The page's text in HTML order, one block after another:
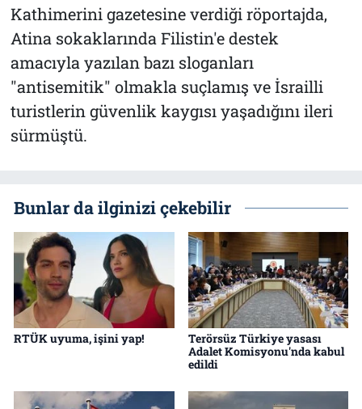
Kathimerini gazetesine verdiği röportajda,
Atina sokaklarında Filistin'e destek
amacıyla yazılan bazı sloganları
"antisemitik" olmakla suçlamış ve İsrailli
turistlerin güvenlik kaygısı yaşadığını ileri
sürmüştü.
Bunlar da ilginizi çekebilir
RTÜK uyuma, işini yap!
Terörsüz Türkiye yasası
Adalet Komisyonu'nda kabul
edildi